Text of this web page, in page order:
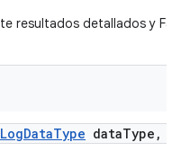
resultados detallados y
LogDataType dataType ,